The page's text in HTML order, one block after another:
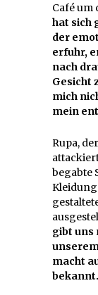
Café um
hat sich
der
erfuhr,
nach
Gesicht
mich
mein
Rupa,
begabte
gibt uns
macht